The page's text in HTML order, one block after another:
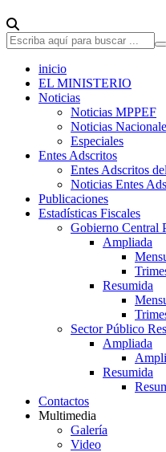
inicio
EL MINISTERIO
Noticias
Noticias MPPEF
Noticias
Especiales
Entes Adscritos
Entes Adscritos
Noticias Entes
Publicaciones
Estadísticas Fiscales
Gobierno Central
Ampliada
Resumida
Sector Público
Ampliada
Resumida
Contactos
Multimedia
Galería
Video